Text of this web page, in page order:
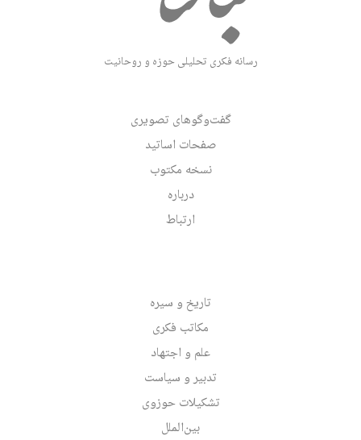
رسانه فکری تحلیلی حوزه و روحانیت
گفت‌وگوهای تصویری
صفحات اساتید
نسخه مکتوب
درباره
ارتباط
تاریخ و سیره
مکاتب فکری
علم و اجتهاد
تدبیر و سیاست
تشکیلات حوزوی
بین‌الملل